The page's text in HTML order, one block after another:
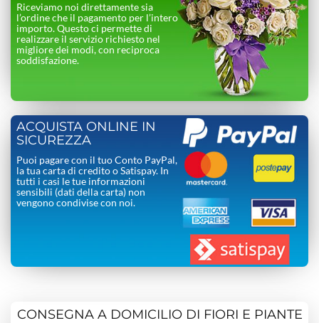
Riceviamo noi direttamente sia
l’ordine che il pagamento per l’intero
importo. Questo ci permette di
realizzare il servizio richiesto nel
migliore dei modi, con reciproca
soddisfazione.
ACQUISTA ONLINE IN
SICUREZZA
Puoi pagare con il tuo Conto PayPal,
la tua carta di credito o Satispay. In
tutti i casi le tue informazioni
sensibili (dati della carta) non
vengono condivise con noi.
CONSEGNA A DOMICILIO DI FIORI E PIANTE